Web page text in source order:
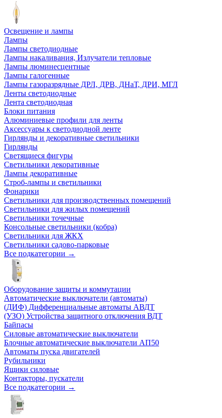
Освещение и лампы
Лампы
Лампы светодиодные
Лампы накаливания, Излучатели тепловые
Лампы люминесцентные
Лампы галогенные
Лампы газоразрядные ДРЛ, ДРВ, ДНаТ, ДРИ, МГЛ
Ленты светодиодные
Лента светодиодная
Блоки питания
Алюминиевые профили для ленты
Аксессуары к светодиодной ленте
Гирлянды и декоративные светильники
Гирлянды
Светящиеся фигуры
Светильники декоративные
Лампы декоративные
Строб-лампы и светильники
Фонарики
Светильники для производственных помещений
Светильники для жилых помещений
Светильники точечные
Консольные светильники (кобра)
Светильники для ЖКХ
Светильники садово-парковые
Все подкатегории →
Оборудование защиты и коммутации
Автоматические выключатели (автоматы)
(ДИФ) Дифференциальные автоматы АВДТ
(УЗО) Устройства защитного отключения ВДТ
Байпасы
Силовые автоматические выключатели
Блочные автоматические выключатели АП50
Автоматы пуска двигателей
Рубильники
Ящики силовые
Контакторы, пускатели
Все подкатегории →